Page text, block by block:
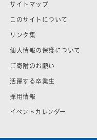
サイトマップ
このサイトについて
リンク集
個人情報の保護について
ご寄附のお願い
活躍する卒業生
採用情報
イベントカレンダー